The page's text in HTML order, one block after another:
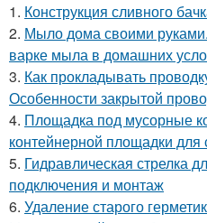
1. Конструкция сливного
2. Мыло дома своими
варке мыла в домашних
3. Как прокладывать
Особенности закрытой
4. Площадка под мусорные
контейнерной площадки для
5. Гидравлическая стрелка
подключения и монтаж
6. Удаление старого